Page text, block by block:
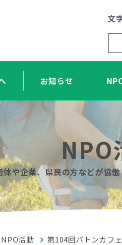
文
お知らせ
NPO
体や企業、県民の方などが協
NPO活動 第104回バトンカフェ